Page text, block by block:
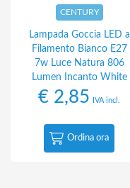
CENTURY
Lampada Goccia LED a
Filamento Bianco E27
7w Luce Natura 806
Lumen Incanto White
€ 2,85 IVA incl.
Ordina ora